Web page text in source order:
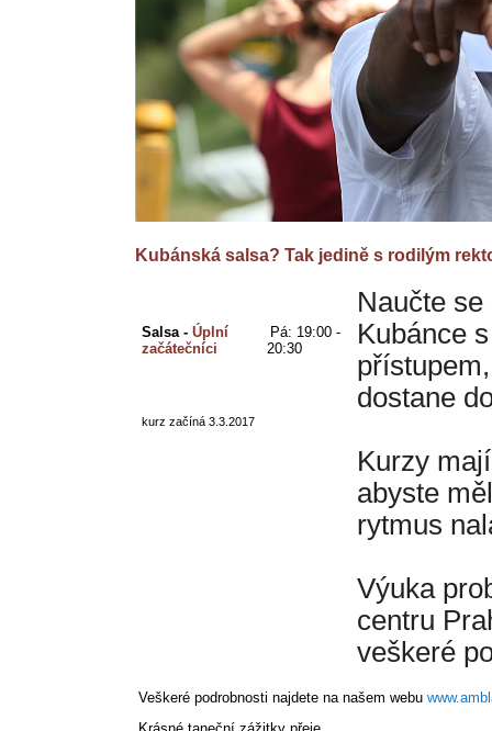
Kubánská salsa? Tak jedině s rodilým
Salsa - Úplní
začátečníci
Pá: 19:00 -
20:30
Naučte
Kubánce
dostane
Kurzy
abyste
rytmus
Výuka
centru
veškeré
kurz začíná 3.3.2017
Veškeré podrobnosti najdete na našem webu